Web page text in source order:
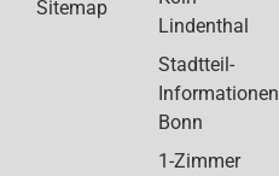
Sitemap
Lindenthal
Stadtteil-
Informationen
Bonn
1-Zimmer